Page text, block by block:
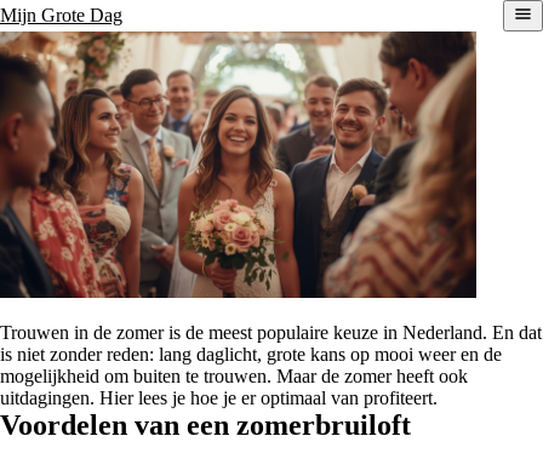
Mijn Grote Dag
Trouwen in de zomer is de meest populaire keuze in Nederland. En dat
is niet zonder reden: lang daglicht, grote kans op mooi weer en de
mogelijkheid om buiten te trouwen. Maar de zomer heeft ook
uitdagingen. Hier lees je hoe je er optimaal van profiteert.
Voordelen van een zomerbruiloft